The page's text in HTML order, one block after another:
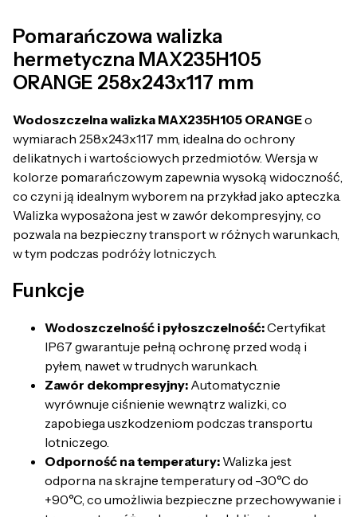
Pomarańczowa walizka
hermetyczna MAX235H105
ORANGE 258x243x117 mm
Wodoszczelna walizka MAX235H105 ORANGEo
wymiarach 258x243x117 mm, idealna do ochrony
delikatnych i wartościowych przedmiotów. Wersja w
kolorze pomarańczowym zapewnia wysoką widoczność,
co czyni ją idealnym wyborem na przykład jako apteczka.
Walizka wyposażona jest w zawór dekompresyjny, co
pozwala na bezpieczny transport w różnych warunkach,
w tym podczas podróży lotniczych.
Funkcje
Wodoszczelność i pyłoszczelność:Certyfikat
IP67 gwarantuje pełną ochronę przed wodą i
pyłem, nawet w trudnych warunkach.
Zawór dekompresyjny: Automatycznie
wyrównuje ciśnienie wewnątrz walizki, co
zapobiega uszkodzeniom podczas transportu
lotniczego.
Odporność na temperatury: Walizka jest
odporna na skrajne temperatury od -30°C do
+90°C, co umożliwia bezpieczne przechowywanie i